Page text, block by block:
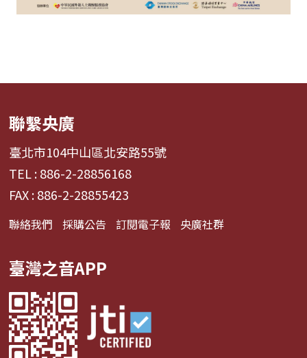
聯繫央廣
臺北市104中山區北安路55號
TEL : 886-2-28856168
FAX : 886-2-28855423
聯絡我們 採購公告 訂閱電子報 央廣社群
臺灣之音APP